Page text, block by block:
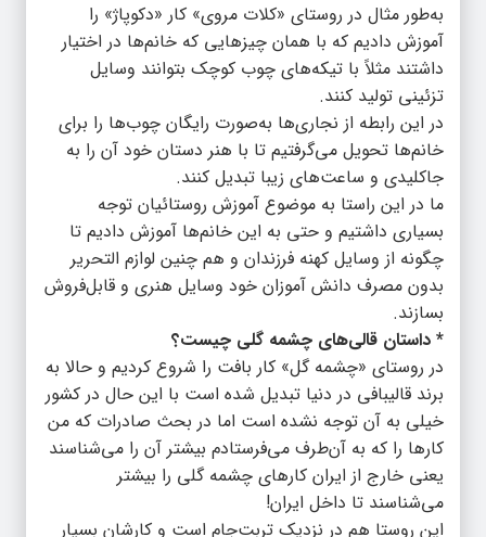
به‌طور مثال در روستای «کلات مروی» کار «دکوپاژ» را
آموزش دادیم که با همان چیزهایی که خانم‌ها در اختیار
داشتند مثلاً با تیکه‌های چوب کوچک بتوانند وسایل
تزئینی تولید کنند.
در این رابطه از نجاری‌ها به‌صورت رایگان چوب‌ها را برای
خانم‌ها تحویل می‌گرفتیم تا با هنر دستان خود آن را به
جاکلیدی و ساعت‌های زیبا تبدیل کنند.
ما در این راستا به موضوع آموزش روستائیان توجه
بسیاری داشتیم و حتی به این خانم‌ها آموزش دادیم تا
چگونه از وسایل کهنه فرزندان و هم چنین لوازم التحریر
بدون مصرف دانش آموزان خود وسایل هنری و قابل‌فروش
بسازند.
* داستان قالی‌های چشمه گلی چیست؟
در روستای «چشمه گل» کار بافت را شروع کردیم و حالا به
برند قالیبافی در دنیا تبدیل شده است با این حال در کشور
خیلی به آن توجه نشده است اما در بحث صادرات که من
کارها را که به آن‌طرف می‌فرستادم بیشتر آن را می‌شناسند
یعنی خارج از ایران کارهای چشمه گلی را بیشتر
می‌شناسند تا داخل ایران!
این روستا هم در نزدیک تربت‌جام است و کارشان بسیار